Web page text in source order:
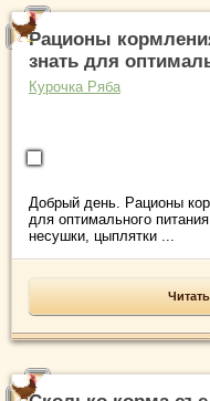
Рационы
знать для
Курочка Ряба
Добрый день. Рационы
для оптимального
несушки, цыплятки ...